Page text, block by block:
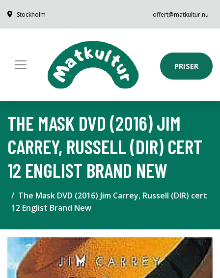
Stockholm offert@matkultur.nu
PRISER
THE MASK DVD (2016) JIM
CARREY, RUSSELL (DIR) CERT
12 ENGLIST BRAND NEW
The Mask DVD (2016) Jim Carrey, Russell (DIR) cert
12 Englist Brand New